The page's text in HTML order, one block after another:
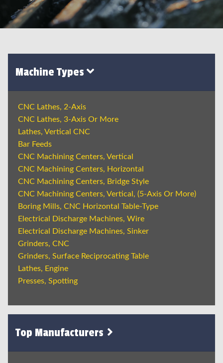
Machine Types
CNC Lathes, 2-Axis
CNC Lathes, 3-Axis Or More
Lathes, Vertical CNC
Bar Feeds
CNC Machining Centers, Vertical
CNC Machining Centers, Horizontal
CNC Machining Centers, Bridge Style
CNC Machining Centers, Vertical, (5-Axis Or More)
Boring Mills, CNC Horizontal Table-Type
Electrical Discharge Machines, Wire
Electrical Discharge Machines, Sinker
Grinders, CNC
Grinders, Surface Reciprocating Table
Lathes, Engine
Presses, Spotting
Top Manufacturers